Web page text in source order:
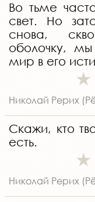
Во тьме
свет. Но
снова,
оболочку,
мир в его
Николай Рерих
Скажи, кто
есть.
Николай Рерих